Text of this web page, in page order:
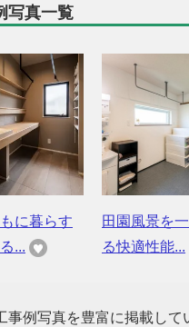
写真一覧
に暮らす
...
田園風景を
る快適性能...
事例写真を豊富に掲載し